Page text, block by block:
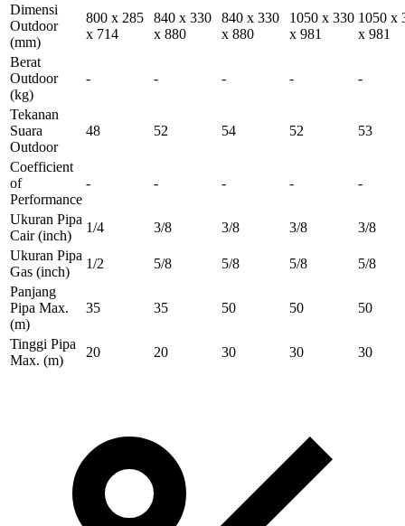
Dimensi
Outdoor
(mm)
800 x 285
x 714
840 x 330
x 880
840 x 330
x 880
1050 x 330
x 981
1050 x
x 981
Berat
Outdoor
(kg)
- - - - -
Tekanan
Suara
Outdoor
48 52 54 52 53
Coefficient
of
Performance
- - - - -
Ukuran Pipa
Cair(inch)
1/4 3/8 3/8 3/8
3/8
Ukuran Pipa
Gas (inch)
1/2 5/8 5/8 5/8
5/8
Panjang
Pipa Max.
(m)
35 35 50 50 50
Tinggi Pipa
Max. (m)
20 20 30 30 30